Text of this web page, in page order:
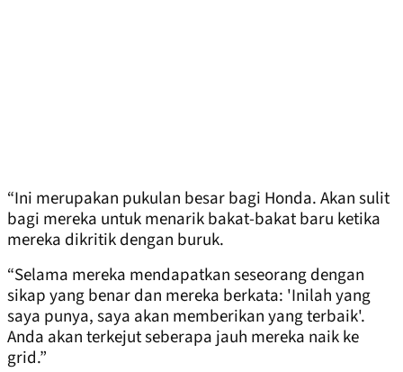
“Ini merupakan pukulan besar bagi Honda. Akan sulit
bagi mereka untuk menarik bakat-bakat baru ketika
mereka dikritik dengan buruk.
“Selama mereka mendapatkan seseorang dengan
sikap yang benar dan mereka berkata: 'Inilah yang
saya punya, saya akan memberikan yang terbaik'.
Anda akan terkejut seberapa jauh mereka naik ke
grid.”